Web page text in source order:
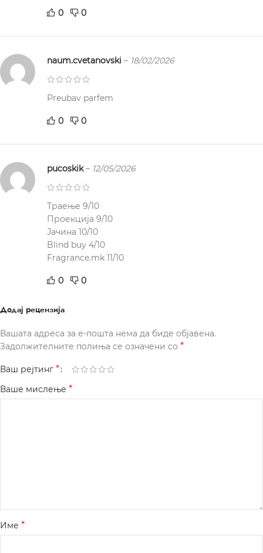
0 0
naum.cvetanovski – 18/02/2026
Preubav parfem
0 0
pucoskik– 12/05/2026
Траење 9/10
Проекција 9/10
Јачина 10/10
Blind buy 4/10
Fragrance.mk 11/10
0 0
Додај рецензија
Вашата адреса за е-пошта нема да биде објавена.
Задолжителните полиња се означени со *
Ваш рејтинг *
Ваше мислење *
Име *